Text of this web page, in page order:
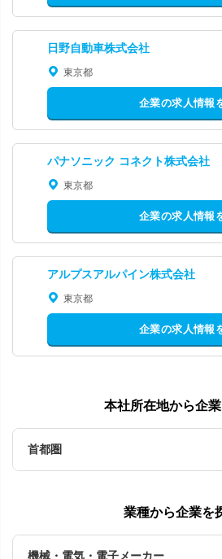
日野自動車株式会社
東京都
企業の求人情報
パナソニック コネクト株式会社
東京都
企業の求人情報
アルプスアルパイン株式会社
東京都
企業の求人情報
本社所在地から企
首都圏
業種から企業を
機械・電気・電子メーカー